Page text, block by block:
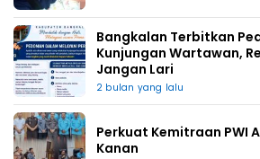
Bangkalan Terbitkan
Kunjungan Wartawan,
Jangan Lari
2 bulan yang lalu
Perkuat Kemitraan PWI
Kanan